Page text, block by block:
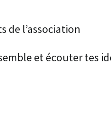
de l’association
et écouter tes